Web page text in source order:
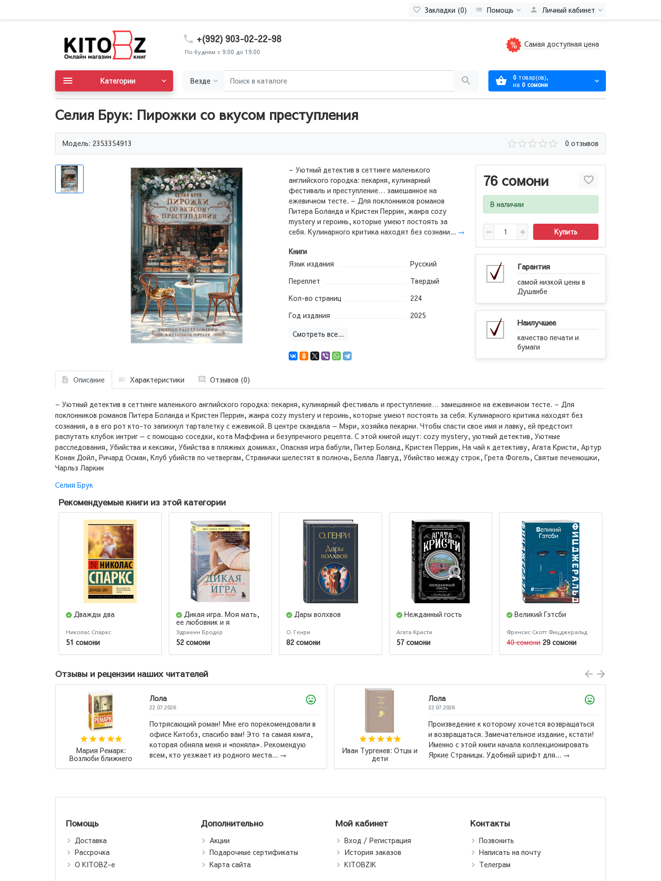
Закладки (0) Помощь Личный кабинет
+(992) 903-02-22-98
По будням с 9:00 до 19:00
Самая доступная цена
Везде 0 товар(ов),
на 0 сомони
Категории
Селия Брук: Пирожки со вкусом преступления
Модель: 2353354913 0 отзывов
76 сомони
В наличии
Купить
Гарантия
самой низкой цены в
Душанбе
Наилучшее
качество печати и
бумаги
– Уютный детектив в сеттинге маленького
английского городка: пекарня, кулинарный
фестиваль и преступление… замешанное на
ежевичном тесте. – Для поклонников романов
Питера Боланда и Кристен Перрин, жанра cozy
mystery и героинь, которые умеют постоять за
себя. Кулинарного критика находят без сознани... →
Книги
Язык издания
Русский
Переплет
Твердый
Кол-во страниц
224
Год издания
2025
Смотреть все...
Описание Характеристики Отзывов (0)
– Уютный детектив в сеттинге маленького английского городка: пекарня, кулинарный фестиваль и преступление… замешанное на ежевичном тесте. – Для
поклонников романов Питера Боланда и Кристен Перрин, жанра cozy mystery и героинь, которые умеют постоять за себя. Кулинарного критика находят без
сознания, а в его рот кто-то запихнул тарталетку с ежевикой. В центре скандала — Мэри, хозяйка пекарни. Чтобы спасти свое имя и лавку, ей предстоит
распутать клубок интриг — с помощью соседки, кота Маффина и безупречного рецепта. С этой книгой ищут: cozy mystery, уютный детектив, Уютные
расследования, Убийства и кексики, Убийства в пляжных домиках, Опасная игра бабули, Питер Боланд, Кристен Перрин, На чай к детективу, Агата Кристи, Артур
Конан Дойл, Ричард Осман, Клуб убийств по четвергам, Странички шелестят в полночь, Белла Лавгуд, Убийство между строк, Грета Фогель, Святые печенюшки,
Чарльз Ларкин
Селия Брук
Рекомендуемые книги из этой категории
Дважды два
Николас Спаркс
51 сомони
Дикая игра. Моя мать,
ее любовник и я
Эдриенн Бродер
52 сомони
Дары волхвов
О. Генри
82 сомони
Нежданный гость
Агата Кристи
57 сомони
Великий Гэтсби
Френсис Скотт Фицджеральд
40 сомони 29 сомони
Отзывы и рецензии наших читателей
Мария Ремарк:
Возлюби ближнего
Лола
22.07.2026
Потрясающий роман! Мне его порекомендовали в
офисе Китобз, спасибо вам! Это та самая книга,
которая обняла меня и «поняла». Рекомендую
всем, кто уезжает из родного места... →
Иван Тургенев: Отцы и
дети
Лола
22.07.2026
Произведение к которому хочется возвращаться
и возвращаться. Замечательное издание, кстати!
Именно с этой книги начала коллекционировать
Яркие Страницы. Удобный шрифт для... →
Помощь
Доставка
Рассрочка
О KITOBZ-е
Дополнительно
Акции
Подарочные сертификаты
Карта сайта
Мой кабинет
Вход / Регистрация
История заказов
KITOBZIK
Контакты
Позвонить
Написать на почту
Телеграм